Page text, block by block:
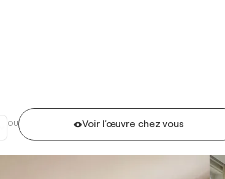
OU Voir l'œuvre chez vous